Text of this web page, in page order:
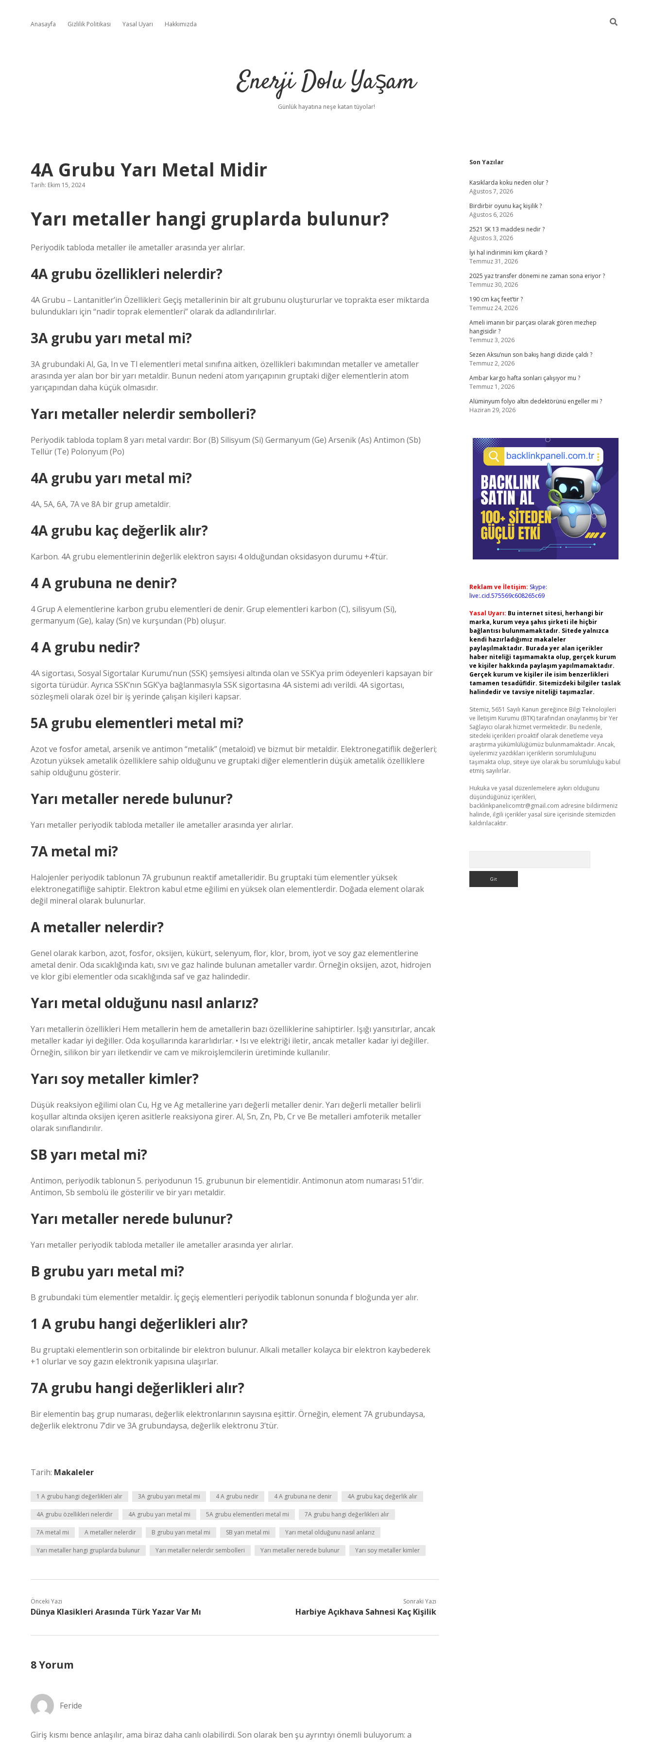
Anasayfa Gizlilik Politikası Yasal Uyarı Hakkımızda
Enerji Dolu Yaşam
Günlük hayatına neşe katan tüyolar!
4A Grubu Yarı Metal Midir
Tarih: Ekim 15, 2024
Yarı metaller hangi gruplarda bulunur?
Periyodik tabloda metaller ile ametaller arasında yer alırlar.
4A grubu özellikleri nelerdir?
4A Grubu – Lantanitler’in Özellikleri: Geçiş metallerinin bir alt grubunu oluştururlar ve toprakta eser miktarda
bulundukları için “nadir toprak elementleri” olarak da adlandırılırlar.
3A grubu yarı metal mi?
3A grubundaki Al, Ga, In ve Tl elementleri metal sınıfına aitken, özellikleri bakımından metaller ve ametaller
arasında yer alan bor bir yarı metaldir. Bunun nedeni atom yarıçapının gruptaki diğer elementlerin atom
yarıçapından daha küçük olmasıdır.
Yarı metaller nelerdir sembolleri?
Periyodik tabloda toplam 8 yarı metal vardır: Bor (B) Silisyum (Si) Germanyum (Ge) Arsenik (As) Antimon (Sb)
Tellür (Te) Polonyum (Po)
4A grubu yarı metal mi?
4A, 5A, 6A, 7A ve 8A bir grup ametaldir.
4A grubu kaç değerlik alır?
Karbon. 4A grubu elementlerinin değerlik elektron sayısı 4 olduğundan oksidasyon durumu +4’tür.
4 A grubuna ne denir?
4 Grup A elementlerine karbon grubu elementleri de denir. Grup elementleri karbon (C), silisyum (Si),
germanyum (Ge), kalay (Sn) ve kurşundan (Pb) oluşur.
4 A grubu nedir?
4A sigortası, Sosyal Sigortalar Kurumu’nun (SSK) şemsiyesi altında olan ve SSK’ya prim ödeyenleri kapsayan bir
sigorta türüdür. Ayrıca SSK’nın SGK’ya bağlanmasıyla SSK sigortasına 4A sistemi adı verildi. 4A sigortası,
sözleşmeli olarak özel bir iş yerinde çalışan kişileri kapsar.
5A grubu elementleri metal mi?
Azot ve fosfor ametal, arsenik ve antimon “metalik” (metaloid) ve bizmut bir metaldir. Elektronegatiflik değerleri;
Azotun yüksek ametalik özelliklere sahip olduğunu ve gruptaki diğer elementlerin düşük ametalik özelliklere
sahip olduğunu gösterir.
Yarı metaller nerede bulunur?
Yarı metaller periyodik tabloda metaller ile ametaller arasında yer alırlar.
7A metal mi?
Halojenler periyodik tablonun 7A grubunun reaktif ametalleridir. Bu gruptaki tüm elementler yüksek
elektronegatifliğe sahiptir. Elektron kabul etme eğilimi en yüksek olan elementlerdir. Doğada element olarak
değil mineral olarak bulunurlar.
A metaller nelerdir?
Genel olarak karbon, azot, fosfor, oksijen, kükürt, selenyum, flor, klor, brom, iyot ve soy gaz elementlerine
ametal denir. Oda sıcaklığında katı, sıvı ve gaz halinde bulunan ametaller vardır. Örneğin oksijen, azot, hidrojen
ve klor gibi elementler oda sıcaklığında saf ve gaz halindedir.
Yarı metal olduğunu nasıl anlarız?
Yarı metallerin özellikleri Hem metallerin hem de ametallerin bazı özelliklerine sahiptirler. Işığı yansıtırlar, ancak
metaller kadar iyi değiller. Oda koşullarında kararlıdırlar. • Isı ve elektriği iletir, ancak metaller kadar iyi değiller.
Örneğin, silikon bir yarı iletkendir ve cam ve mikroişlemcilerin üretiminde kullanılır.
Yarı soy metaller kimler?
Düşük reaksiyon eğilimi olan Cu, Hg ve Ag metallerine yarı değerli metaller denir. Yarı değerli metaller belirli
koşullar altında oksijen içeren asitlerle reaksiyona girer. Al, Sn, Zn, Pb, Cr ve Be metalleri amfoterik metaller
olarak sınıflandırılır.
SB yarı metal mi?
Antimon, periyodik tablonun 5. periyodunun 15. grubunun bir elementidir. Antimonun atom numarası 51’dir.
Antimon, Sb sembolü ile gösterilir ve bir yarı metaldir.
Yarı metaller nerede bulunur?
Yarı metaller periyodik tabloda metaller ile ametaller arasında yer alırlar.
B grubu yarı metal mi?
B grubundaki tüm elementler metaldir. İç geçiş elementleri periyodik tablonun sonunda f bloğunda yer alır.
1 A grubu hangi değerlikleri alır?
Bu gruptaki elementlerin son orbitalinde bir elektron bulunur. Alkali metaller kolayca bir elektron kaybederek
+1 olurlar ve soy gazın elektronik yapısına ulaşırlar.
7A grubu hangi değerlikleri alır?
Bir elementin baş grup numarası, değerlik elektronlarının sayısına eşittir. Örneğin, element 7A grubundaysa,
değerlik elektronu 7’dir ve 3A grubundaysa, değerlik elektronu 3’tür.
Tarih: Makaleler
1 A grubu hangi değerlikleri alır 3A grubu yarı metal mi 4 A grubu nedir 4 A grubuna ne denir 4A grubu kaç değerlik alır
4A grubu özellikleri nelerdir 4A grubu yarı metal mi 5A grubu elementleri metal mi 7A grubu hangi değerlikleri alır
7A metal mi A metaller nelerdir B grubu yarı metal mi SB yarı metal mi Yarı metal olduğunu nasıl anlarız
Yarı metaller hangi gruplarda bulunur Yarı metaller nelerdir sembolleri Yarı metaller nerede bulunur Yarı soy metaller kimler
Önceki Yazı
Dünya Klasikleri Arasında Türk Yazar Var Mı
Sonraki Yazı
Harbiye Açıkhava Sahnesi Kaç Kişilik
8 Yorum
Feride
Giriş kısmı bence anlaşılır, ama biraz daha canlı olabilirdi. Son olarak ben şu ayrıntıyı önemli buluyorum: a
Sidebar
Son Yazılar
Kasıklarda koku neden olur ?
Ağustos 7, 2026
Birdirbir oyunu kaç kişilik ?
Ağustos 6, 2026
2521 SK 13 maddesi nedir ?
Ağustos 3, 2026
İyi hal indirimini kim çıkardı ?
Temmuz 31, 2026
2025 yaz transfer dönemi ne zaman sona eriyor ?
Temmuz 30, 2026
190 cm kaç feet’tir ?
Temmuz 24, 2026
Ameli imanın bir parçası olarak gören mezhep
hangisidir ?
Temmuz 3, 2026
Sezen Aksu’nun son bakış hangi dizide çaldı ?
Temmuz 2, 2026
Ambar kargo hafta sonları çalışıyor mu ?
Temmuz 1, 2026
Alüminyum folyo altın dedektörünü engeller mi ?
Haziran 29, 2026
Reklam ve İletişim: Skype:
live:.cid.575569c608265c69
Yasal Uyarı: Bu internet sitesi, herhangi bir
marka, kurum veya şahıs şirketi ile hiçbir
bağlantısı bulunmamaktadır. Sitede yalnızca
kendi hazırladığımız makaleler
paylaşılmaktadır. Burada yer alan içerikler
haber niteliği taşımamakta olup, gerçek kurum
ve kişiler hakkında paylaşım yapılmamaktadır.
Gerçek kurum ve kişiler ile isim benzerlikleri
tamamen tesadüfidir. Sitemizdeki bilgiler taslak
halindedir ve tavsiye niteliği taşımazlar.
Sitemiz, 5651 Sayılı Kanun gereğince Bilgi Teknolojileri
ve İletişim Kurumu (BTK) tarafından onaylanmış bir Yer
Sağlayıcı olarak hizmet vermektedir. Bu nedenle,
sitedeki içerikleri proaktif olarak denetleme veya
araştırma yükümlülüğümüz bulunmamaktadır. Ancak,
üyelerimiz yazdıkları içeriklerin sorumluluğunu
taşımakta olup, siteye üye olarak bu sorumluluğu kabul
etmiş sayılırlar.
Hukuka ve yasal düzenlemelere aykırı olduğunu
düşündüğünüz içerikleri,
backlinkpanelicomtr@gmail.com adresine bildirmeniz
halinde, ilgili içerikler yasal süre içerisinde sitemizden
kaldırılacaktır.